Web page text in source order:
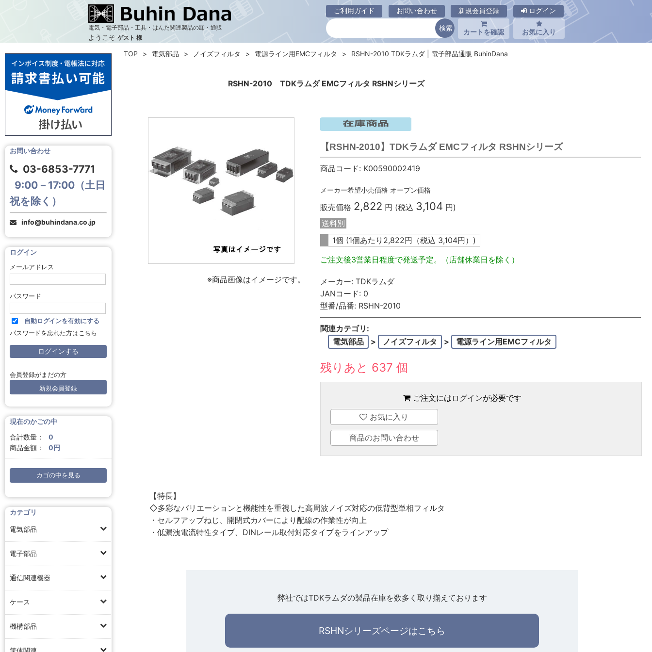
電気・電子部品・工具・はんだ関連製品の卸・通販
ようこそ ゲスト 様
ご利用ガイド お問い合わせ 新規会員登録 ログイン
カートを確認 お気に入り
RSHN-2010 TDKラムダ EMCフィルタ RSHNシリーズ
お問い合わせ
03-6853-7771
9:00－17:00（土日
祝を除く）
info@buhindana.co.jp
ログイン
メールアドレス
パスワード
自動ログインを有効にする
パスワードを忘れた方はこちら
会員登録がまだの方
新規会員登録
現在のかごの中
合計数量：
0
商品金額：
0円
カゴの中を見る
カテゴリ
電気部品
電子部品
通信関連機器
ケース
機構部品
筐体関連
TOP 電気部品 ノイズフィルタ 電源ライン用EMCフィルタ RSHN-2010 TDKラムダ | 電子部品通販 BuhinDana
※商品画像はイメージです。
【RSHN-2010】TDKラムダ EMCフィルタ RSHNシリーズ
商品コード: K00590002419
メーカー希望小売価格 オープン価格
販売価格 2,822 円 (税込 3,104 円)
送料別
1個 (1個あたり 2,822円（税込 3,104円）)
ご注文後3営業日程度で発送予定。（店舗休業日を除く）
メーカー: TDKラムダ
JANコード: 0
型番/品番: RSHN-2010
関連カテゴリ:
電気部品
> ノイズフィルタ > 電源ライン用EMCフィルタ
残りあと 637 個
ご注文には ログインが必要です
お気に入り
商品のお問い合わせ
【特長】
◇多彩なバリエーションと機能性を重視した高周波ノイズ対応の低背型単相フィルタ
・セルフアップねじ、開閉式カバーにより配線の作業性が向上
・低漏洩電流特性タイプ、DINレール取付対応タイプをラインアップ
弊社ではTDKラムダの製品在庫を数多く取り揃えております
RSHNシリーズページはこちら